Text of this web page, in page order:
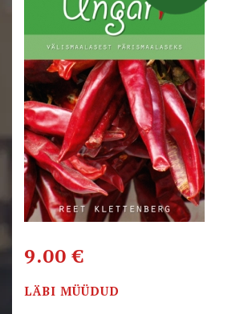
9.00€
LÄBI MÜÜDUD